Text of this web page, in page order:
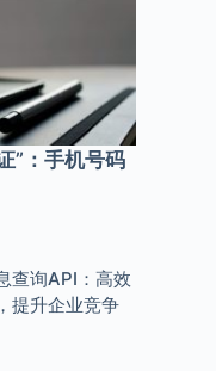
”：手机号码
查询API：高效
提升企业竞争